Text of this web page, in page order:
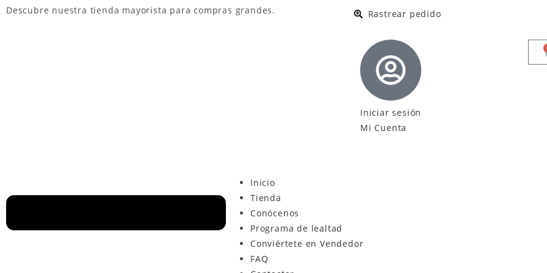
Descubre nuestra tienda mayorista para compras grandes. Rastrear pedido
Iniciar sesión
Mi Cuenta
Inicio
Tienda
Conócenos
Programa de lealtad
Conviértete en Vendedor
FAQ